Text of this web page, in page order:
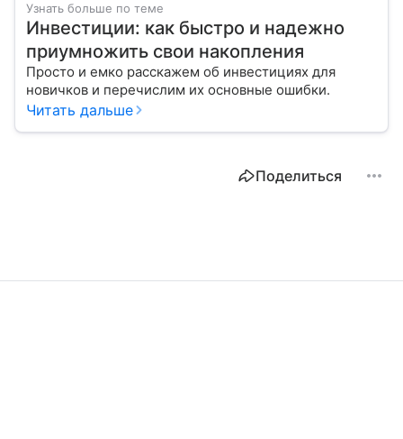
Узнать больше по теме
Инвестиции: как быстро и надежно
приумножить свои накопления
Просто и емко расскажем об инвестициях для
новичков и перечислим их основные ошибки.
Читать дальше
Поделиться